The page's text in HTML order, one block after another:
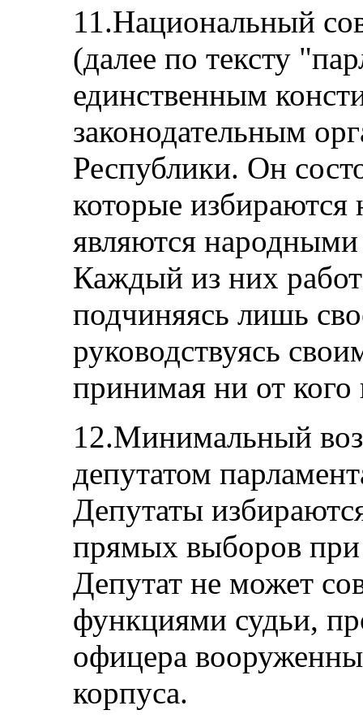
11.Национальный
(далее по тексту
единственным
законодательным
Республики. Он
которые избираются
являются
Каждый из них
подчиняясь лишь
руководствуясь
принимая ни от кого
12.Минимальный
депутатом
Депутаты
прямых выборов при
Депутат не может
функциями судьи,
офицера
корпуса.